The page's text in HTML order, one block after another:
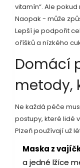
vitamín“. Ale
Naopak - může
Lepší je podpořit
oříšků a nízkého
Domácí
metody,
Ne každá péče
postupy, které lidé
Plzeň používají už
Maska z
a jedné lžíce